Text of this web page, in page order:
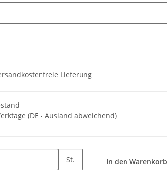
Lieferung
(DE - Ausland abweichend)
St. In den Warenkorb